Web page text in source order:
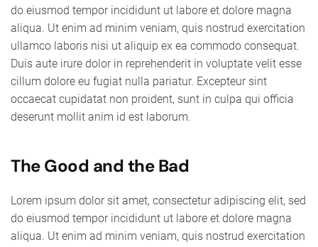
do eiusmod tempor incididunt ut labore et dolore magna
aliqua. Ut enim ad minim veniam, quis nostrud exercitation
ullamco laboris nisi ut aliquip ex ea commodo consequat.
Duis aute irure dolor in reprehenderit in voluptate velit esse
cillum dolore eu fugiat nulla pariatur. Excepteur sint
occaecat cupidatat non proident, sunt in culpa qui officia
deserunt mollit anim id est laborum.
The Good and the Bad
Lorem ipsum dolor sit amet, consectetur adipiscing elit, sed
do eiusmod tempor incididunt ut labore et dolore magna
aliqua. Ut enim ad minim veniam, quis nostrud exercitation